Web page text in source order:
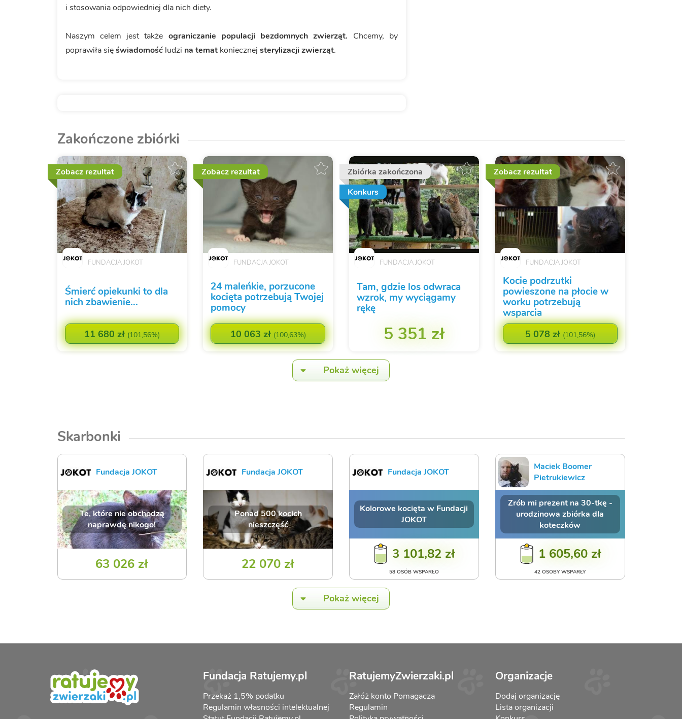
i stosowania odpowiedniej dla nich diety.
Naszym celem jest także ograniczanie populacji bezdomnych zwierząt. Chcemy, by
poprawiła sięświadomośćludzi na temat koniecznej sterylizacji zwierząt.
Zakończone zbiórki
Zobacz rezultat
FUNDACJA JOKOT
Śmierć opiekunki to dla
nich zbawienie...
11 680 zł (101,56%)
Zobacz rezultat
FUNDACJA JOKOT
24 maleńkie, porzucone
kocięta potrzebują Twojej
pomocy
10 063 zł (100,63%)
Zbiórka zakończona
Konkurs
FUNDACJA JOKOT
Tam, gdzie los odwraca
wzrok, my wyciągamy
rękę
5 351 zł
Zobacz rezultat
FUNDACJA JOKOT
Kocie podrzutki
powieszone na płocie w
worku potrzebują
wsparcia
5 078 zł (101,56%)
Pokaż więcej
Skarbonki
Fundacja JOKOT
Te, które nie obchodzą
naprawdę nikogo!
63 026 zł
Fundacja JOKOT
Ponad 500 kocich
nieszczęść
22 070 zł
Fundacja JOKOT
Kolorowe kocięta w Fundacji
JOKOT
3 101,82 zł
58 OSÓB WSPARŁO
Maciek Boomer
Pietrukiewicz
Zrób mi prezent na 30-tkę -
urodzinowa zbiórka dla
koteczków
1 605,60 zł
42 OSOBY WSPARŁY
Pokaż więcej
Fundacja Ratujemy.pl
Przekaż 1,5% podatku
Regulamin własności intelektualnej
RatujemyZwierzaki.pl
Załóż konto Pomagacza
Regulamin
Organizacje
Dodaj organizację
Lista organizacji